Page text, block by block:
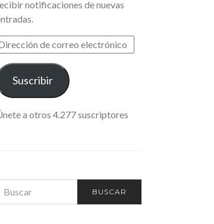
notificaciones de nuevas
CORREO
Suscribir
a otros 4.277 suscriptores
FOR:
BUSCAR